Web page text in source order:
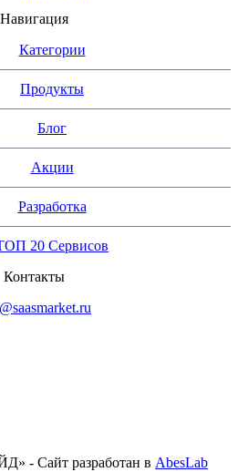
Навигация
Категории
Продукты
Блог
Акции
Разработка
20 Сервисов
Контакты
- Сайт разработан в AbesLab